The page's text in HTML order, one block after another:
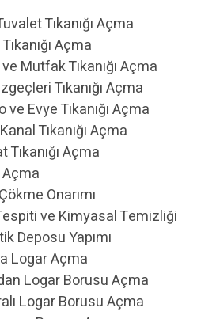
Tıkanığı Açma
Açma
Mutfak Tıkanığı Açma
Tıkanığı Açma
ve Evye Tıkanığı Açma
Tıkanığı Açma
Tıkanığı Açma
Onarımı
ve Kimyasal Temizliği
Deposu Yapımı
Logar Açma
Logar Borusu Açma
Logar Borusu Açma